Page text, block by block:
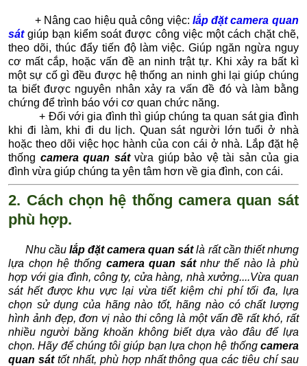
+ Nâng cao hiệu quả công việc: lắp đặt camera quan
sátgiúp bạn kiểm soát được công việc một cách chặt chẽ,
theo dõi, thúc đẩy tiến độ làm việc. Giúp ngăn ngừa nguy
cơ mất cắp, hoặc vấn đề an ninh trật tự. Khi xảy ra bất kì
một sự cố gì đều được hệ thống an ninh ghi lại giúp chúng
ta biết được nguyên nhân xảy ra vấn đề đó và làm bằng
chứng để trình báo với cơ quan chức năng.
+ Đối với gia đình thì giúp chúng ta quan sát gia đình
khi đi làm, khi đi du lịch. Quan sát người lớn tuổi ở nhà
hoặc theo dõi việc học hành của con cái ở nhà. Lắp đặt hệ
thống camera quan sátvừa giúp bảo vệ tài sản của gia
đình vừa giúp chúng ta yên tâm hơn về gia đình, con cái.
2. Cách chọn hệ thống camera quan sát
phù hợp.
Nhu cầu lắp đặt camera quan sátlà rất cần thiết nhưng
lựa chọn hệ thống camera quan sátnhư thế nào là phù
hợp với gia đình, công ty, cửa hàng, nhà xưởng....Vừa quan
sát hết được khu vực lại vừa tiết kiệm chi phí tối đa, lựa
chọn sử dụng của hãng nào tốt, hãng nào có chất lượng
hình ảnh đẹp, đơn vị nào thi công là một vấn đề rất khó, rất
nhiều người băng khoăn không biết dựa vào đâu để lựa
chọn. Hãy để chúng tôi giúp bạn lựa chọn hệ thống camera
quan sáttốt nhất, phù hợp nhất thông qua các tiêu chí sau